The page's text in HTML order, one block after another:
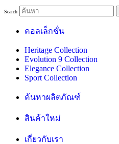
Search
คอลเล็กชั่น
Heritage Collection
Evolution 9 Collection
Elegance Collection
Sport Collection
ค้นหาผลิตภัณฑ์
สินค้าใหม่
เกี่ยวกับเรา